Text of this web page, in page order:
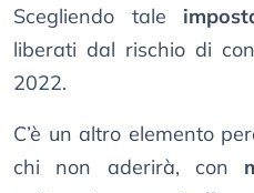
Scegliendo tale
liberati dal rischio di
2022.
C’è un altro elemento
chi non aderirà, con